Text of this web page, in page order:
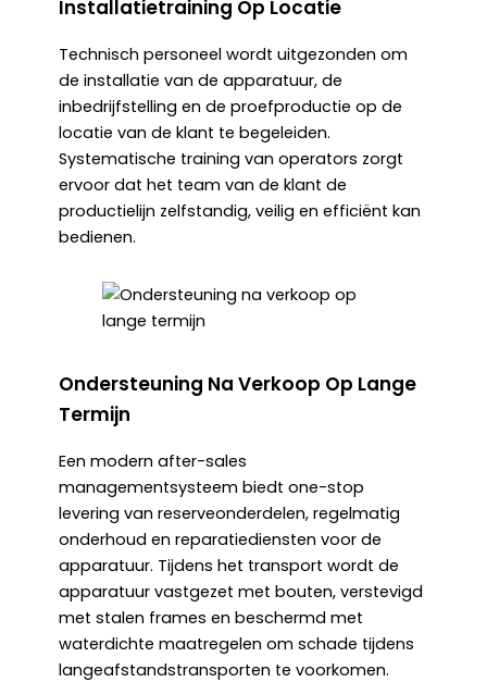
Installatietraining Op Locatie
Technisch personeel wordt uitgezonden om
de installatie van de apparatuur, de
inbedrijfstelling en de proefproductie op de
locatie van de klant te begeleiden.
Systematische training van operators zorgt
ervoor dat het team van de klant de
productielijn zelfstandig, veilig en efficiënt kan
bedienen.
Ondersteuning Na Verkoop Op Lange
Termijn
Een modern after-sales
managementsysteem biedt one-stop
levering van reserveonderdelen, regelmatig
onderhoud en reparatiediensten voor de
apparatuur. Tijdens het transport wordt de
apparatuur vastgezet met bouten, verstevigd
met stalen frames en beschermd met
waterdichte maatregelen om schade tijdens
langeafstandstransporten te voorkomen.